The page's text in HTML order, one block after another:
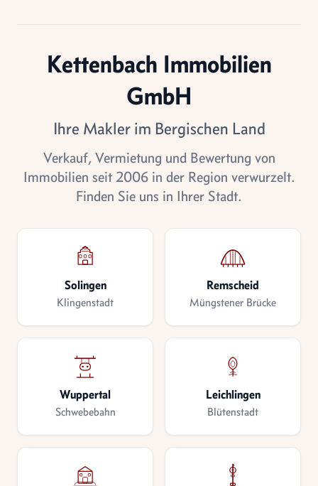
Kettenbach Immobilien
GmbH
Ihre Makler im Bergischen Land
Verkauf, Vermietung und Bewertung von
Immobilien seit 2006 in der Region verwurzelt.
Finden Sie uns in Ihrer Stadt.
Solingen
Klingenstadt
Remscheid
Müngstener Brücke
Wuppertal
Schwebebahn
Leichlingen
Blütenstadt